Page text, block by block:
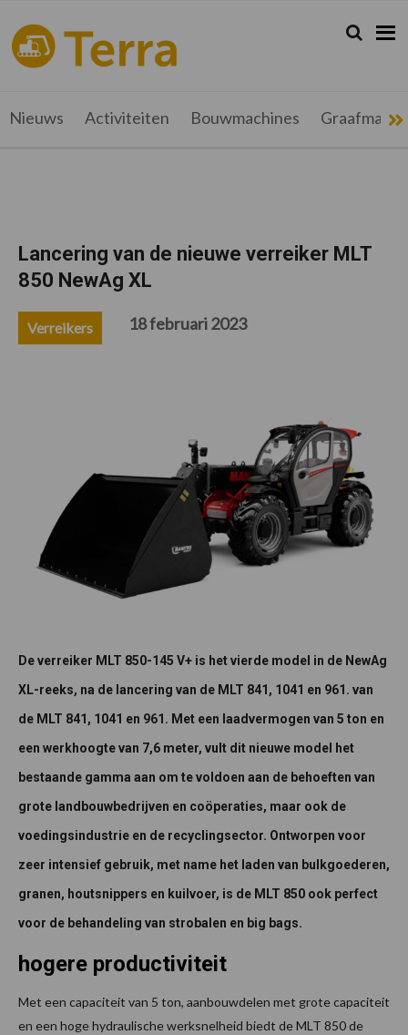
de
hoofdnavigatie
de
hoofd
inhoud
de
eerste
sidebar
de
voettekst
terramag.be
Alles
over
en
Zoeken...
Zoek
Nieuws Activiteiten Bouwmachines
Lancering van de nieuwe verreiker MLT
850 NewAg XL
Verreikers 18 februari 2023
De verreiker MLT 850-145 V+ is het vierde model in de NewAg
XL-reeks, na de lancering van de MLT 841, 1041 en 961. van
de MLT 841, 1041 en 961. Met een laadvermogen van 5 ton en
een werkhoogte van 7,6 meter, vult dit nieuwe model het
bestaande gamma aan om te voldoen aan de behoeften van
grote landbouwbedrijven en coöperaties, maar ook de
voedingsindustrie en de recyclingsector. Ontworpen voor
zeer intensief gebruik, met name het laden van bulkgoederen,
granen, houtsnippers en kuilvoer, is de MLT 850 ook perfect
voor de behandeling van strobalen en big bags.
hogere productiviteit
Met een capaciteit van 5 ton, aanbouwdelen met grote capaciteit
en een hoge hydraulische werksnelheid biedt de MLT 850 de